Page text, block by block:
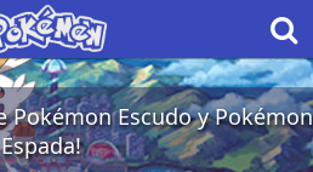
Pokémon Escudo y Pokémon
Espada!